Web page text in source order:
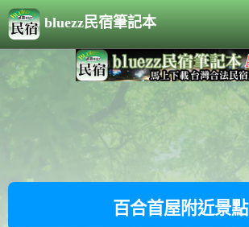
bluezz民宿筆記本
百合首屋附近景點